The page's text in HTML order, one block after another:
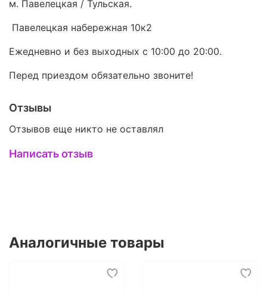
м. Павелецкая / Тульская.
Павелецкая набережная 10к2
Ежедневно и без выходных с 10:00 до 20:00.
Перед приездом обязательно звоните!
Отзывы
Отзывов еще никто не оставлял
Написать отзыв
Аналогичные товары